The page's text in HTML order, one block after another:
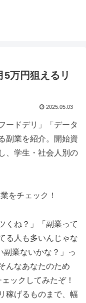
万円狙えるリ
2025.05.03
ードデリ」「データ
副業を紹介。開始資
、学生・社会人別の
をチェック！
くね？」「副業って
る人も多いんじゃな
副業ないかな？」っ
んなあなたのため
ックしてみたぞ！
稼げるものまで、幅